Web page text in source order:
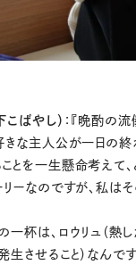
こばやし） ：『晩酌の流
きな主人公が一日の終
とを一生懸命考えて
リーなのですが、私は
一杯は、ロウリュ（熱
生させること）なんで